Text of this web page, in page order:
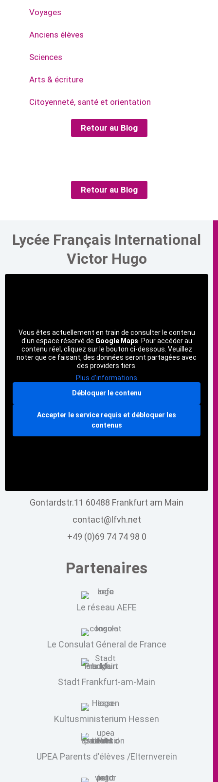
Voyages
Anciens élèves
Sciences
Arts & écriture
Citoyenneté, santé et orientation
Retour au Blog
Retour au Blog
Lycée Français International
Victor Hugo
Vous êtes actuellement en train de consulter le contenu
d'un espace réservé de Google Maps . Pour accéder au
contenu réel, cliquez sur le bouton ci-dessous. Veuillez
noter que ce faisant, des données seront partagées avec
des providers tiers.
Plus d'informations
Débloquer le contenu
Accepter le service requis et débloquer les
contenus
Gontardstr.11 60488 Frankfurt am Main
contact@lfvh.net
+49 (0)69 74 74 98 0
Partenaires
Le réseau AEFE
Le Consulat Géneral de France
Stadt Frankfurt-am-Main
Kultusministerium Hessen
UPEA Parents d'élèves /Elternverein